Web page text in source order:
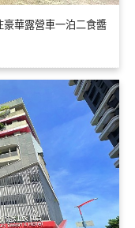
華露營車一泊二食醬